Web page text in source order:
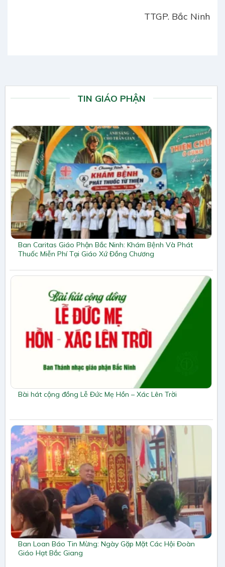
TTGP. Bắc Ninh
TIN GIÁO PHẬN
Ban Caritas Giáo Phận Bắc Ninh: Khám Bệnh Và Phát
Thuốc Miễn Phí Tại Giáo Xứ Đồng Chương
Bài hát cộng đồng Lễ Đức Mẹ Hồn – Xác Lên Trời
Ban Loan Báo Tin Mừng: Ngày Gặp Mặt Các Hội Đoàn
Giáo Hạt Bắc Giang